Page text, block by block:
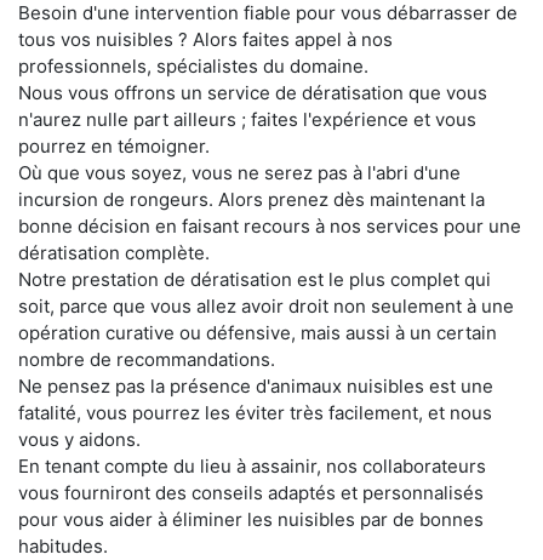
Besoin d'une intervention fiable pour vous débarrasser de
tous vos nuisibles ? Alors faites appel à nos
professionnels, spécialistes du domaine.
Nous vous offrons un service de dératisation que vous
n'aurez nulle part ailleurs ; faites l'expérience et vous
pourrez en témoigner.
Où que vous soyez, vous ne serez pas à l'abri d'une
incursion de rongeurs. Alors prenez dès maintenant la
bonne décision en faisant recours à nos services pour une
dératisation complète.
Notre prestation de dératisation est le plus complet qui
soit, parce que vous allez avoir droit non seulement à une
opération curative ou défensive, mais aussi à un certain
nombre de recommandations.
Ne pensez pas la présence d'animaux nuisibles est une
fatalité, vous pourrez les éviter très facilement, et nous
vous y aidons.
En tenant compte du lieu à assainir, nos collaborateurs
vous fourniront des conseils adaptés et personnalisés
pour vous aider à éliminer les nuisibles par de bonnes
habitudes.